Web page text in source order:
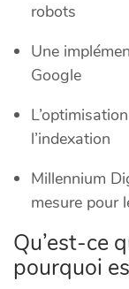
robots
Une
Google
l’indexation
Millennium
mesure pour
Qu’est-ce
pourquoi